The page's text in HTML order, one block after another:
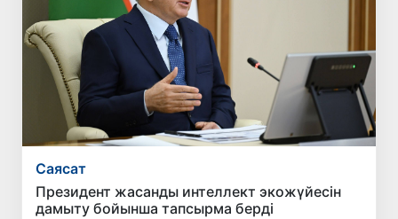
Саясат
Президент жасанды интеллект экожүйесін
дамыту бойынша тапсырма берді